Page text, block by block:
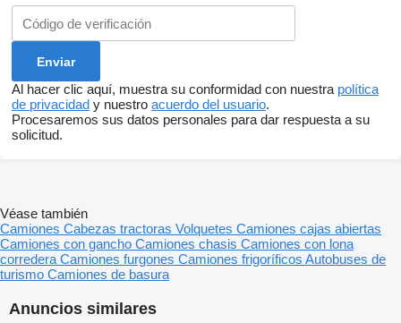
Al hacer clic aquí, muestra su conformidad con nuestra política
de privacidad y nuestro acuerdo del usuario.
Procesaremos sus datos personales para dar respuesta a su
solicitud.
Anuncios similares
Véase también
Camiones Cabezas tractoras Volquetes Camiones cajas abiertas
Camiones con gancho Camiones chasis Camiones con lona
corredera Camiones furgones Camiones frigoríficos Autobuses de
turismo Camiones de basura